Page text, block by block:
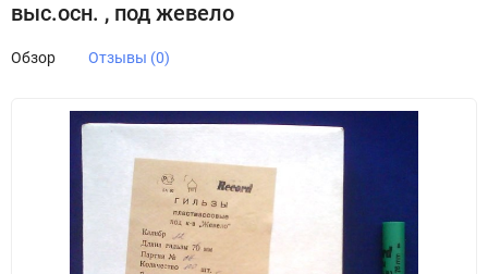
выс.осн. , под жевело
Обзор Отзывы (0)